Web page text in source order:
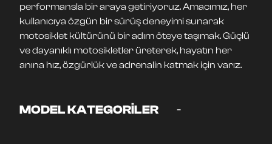
performansla bir araya getiriyoruz. Amacımız, her
kullanıcıya özgün bir sürüş deneyimi sunarak
motosiklet kültürünü bir adım öteye taşımak. Güçlü
ve dayanıklı motosikletler üreterek, hayatın her
anına hız, özgürlük ve adrenalin katmak için varız.
MODEL KATEGORİLER -